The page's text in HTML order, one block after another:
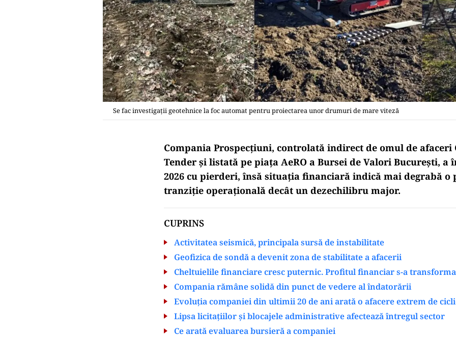
Se fac investigații geotehnice la foc automat pentru proiectarea unor drumuri de mare viteză
Compania Prospecțiuni, controlată indirect de omul de afaceri
Tender și listată pe piața AeRO a Bursei de Valori București, a
2026 cu pierderi, însă situația financiară indică mai degrabă o
tranziție operațională decât un dezechilibru major.
CUPRINS
Activitatea seismică, principala sursă de instabilitate
Geofizica de sondă a devenit zona de stabilitate a afacerii
Cheltuielile financiare cresc puternic. Profitul financiar s-a
Compania rămâne solidă din punct de vedere al îndatorării
Evoluția companiei din ultimii 20 de ani arată o afacere extrem de
Lipsa licitațiilor și blocajele administrative afectează întregul sector
Ce arată evaluarea bursieră a companiei